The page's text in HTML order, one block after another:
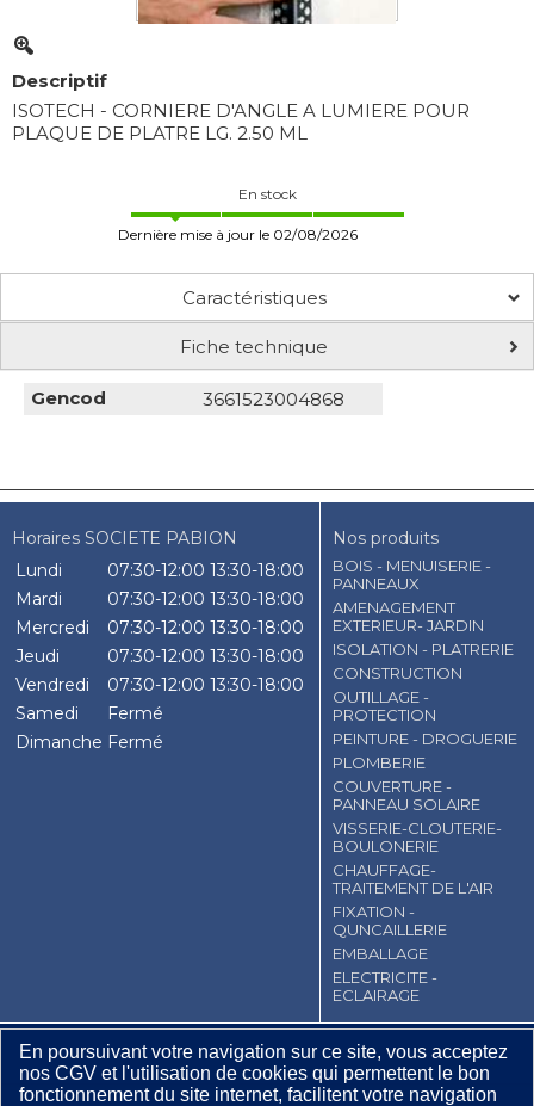
En poursuivant votre navigation sur ce site, vous acceptez
nos CGV et l'utilisation de cookies qui permettent le bon
fonctionnement du site internet, facilitent votre navigation
Descriptif
ISOTECH - CORNIERE D'ANGLE A LUMIERE POUR
PLAQUE DE PLATRE LG. 2.50 ML
En stock
Dernière mise à jour le 02/08/2026
Caractéristiques
Fiche technique
Gencod 3661523004868
Horaires SOCIETE PABION
Lundi
07:30-12:00 13:30-18:00
Mardi
07:30-12:00 13:30-18:00
Mercredi
07:30-12:00 13:30-18:00
Jeudi
07:30-12:00 13:30-18:00
Vendredi
07:30-12:00 13:30-18:00
Samedi
Fermé
Dimanche Fermé
Nos produits
BOIS - MENUISERIE -
PANNEAUX
AMENAGEMENT
EXTERIEUR- JARDIN
ISOLATION - PLATRERIE
CONSTRUCTION
OUTILLAGE -
PROTECTION
PEINTURE - DROGUERIE
PLOMBERIE
COUVERTURE -
PANNEAU SOLAIRE
VISSERIE-CLOUTERIE-
BOULONERIE
CHAUFFAGE-
TRAITEMENT DE L'AIR
FIXATION -
QUNCAILLERIE
EMBALLAGE
ELECTRICITE -
ECLAIRAGE
CGV Contact
Mentions légales
Plan du site